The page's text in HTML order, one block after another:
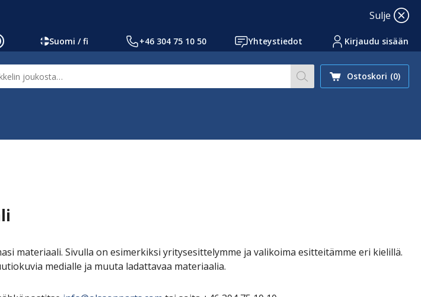
Sulje
Suomi / fi +46 304 75 10 50 Yhteystiedot Kirjaudu sisään
Hae sivustoltamme
Ostoskori (0)
materiaali. Sivulla on esimerkiksi yritysesittelymme ja valikoima esitteitämme eri kielillä.
medialle ja muuta ladattavaa materiaalia.